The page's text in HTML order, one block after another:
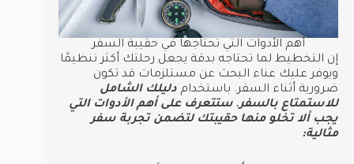
أهم الأدوات التي تحتاجها في حقيبة السفر
إن التخطيط لما تحتاجه بدقة يجعل رحلتك أكثر تنظيمًا
ويوفر عليك عناء البحث عن مستلزمات قد تكون
ضرورية أثناء السفر. باستخدام دليلك الشامل
للاستمتاع بالسفر، ستتعرف على أهم الأدوات التي
يجب ألا تخلو منها حقيبتك لتضمن تجربة سفر
مثالية: